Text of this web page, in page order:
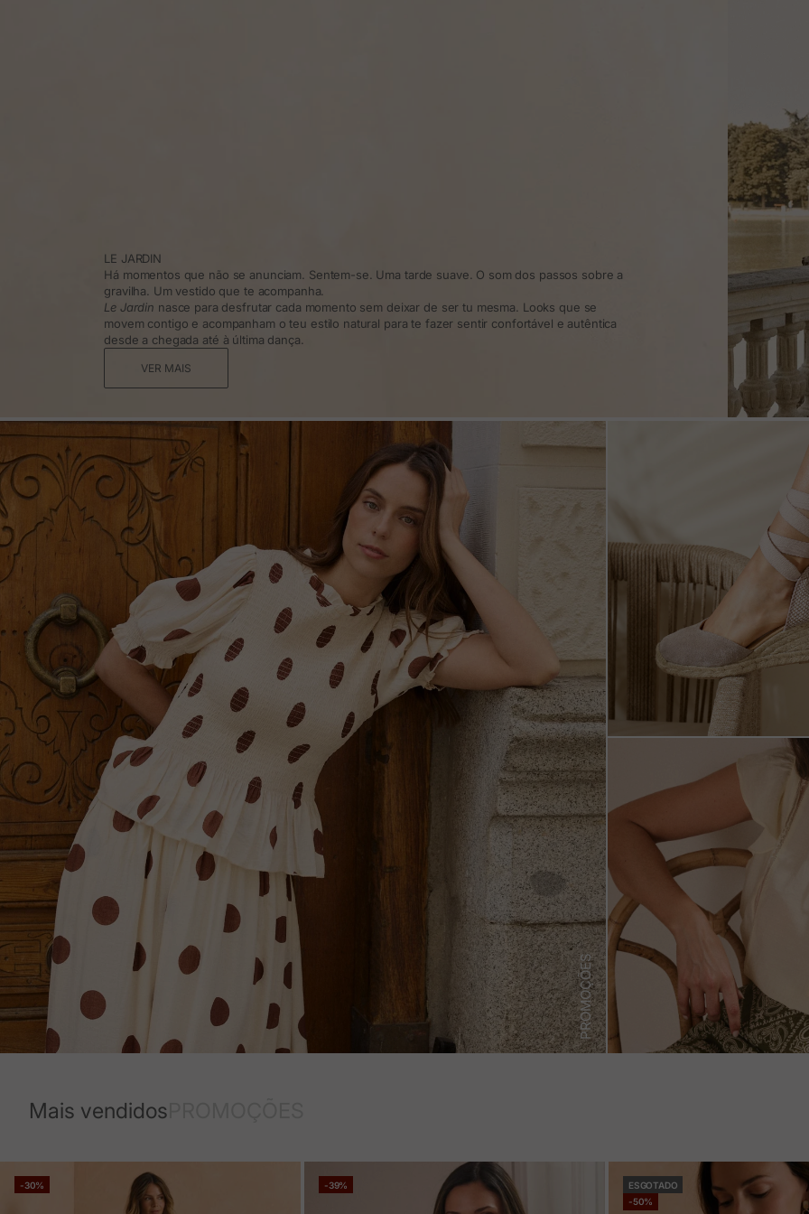
LE JARDIN
Há momentos que não se anunciam. Sentem-se. Uma tarde suave. O som dos passos sobre a
gravilha. Um vestido que te acompanha.
Le Jardin nasce para desfrutar cada momento sem deixar de ser tu mesma. Looks que se
movem contigo e acompanham o teu estilo natural para te fazer sentir confortável e autêntica
desde a chegada até à última dança.
VER MAIS
PROMOÇÕES
Mais vendidos
-30% -39%
ESGOTADO
-50%